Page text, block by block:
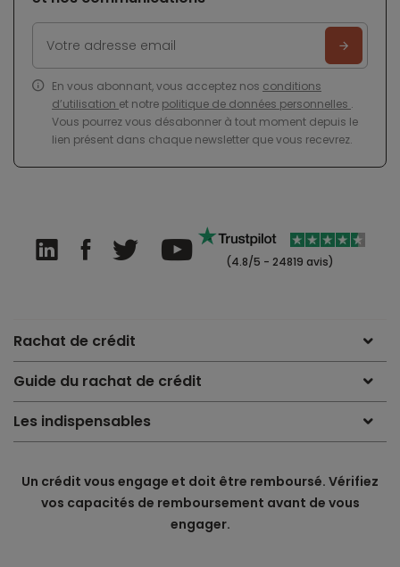
En vous abonnant, vous acceptez nos conditions
d’utilisation et notre politique de données personnelles .
Vous pourrez vous désabonner à tout moment depuis le
lien présent dans chaque newsletter que vous recevrez.
(4.8/5 - 24819 avis)
Rachat de crédit
Guide du rachat de crédit
Les indispensables
Un crédit vous engage et doit être remboursé. Vérifiez
vos capacités de remboursement avant de vous
engager.